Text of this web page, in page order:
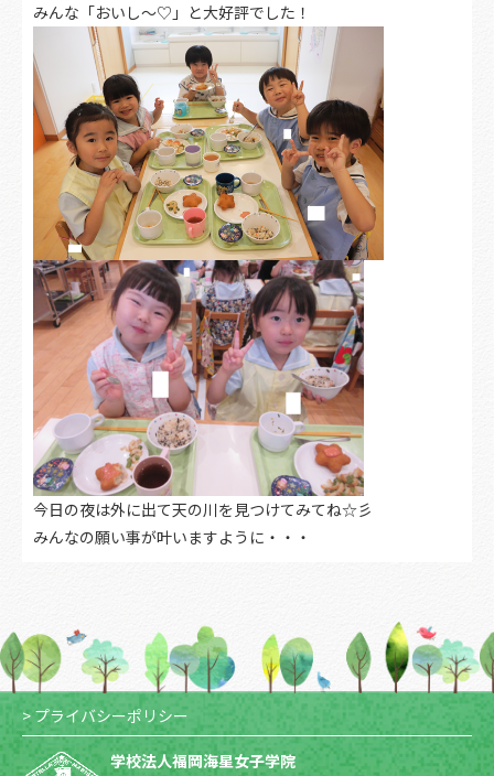
みんな「おいし～♡」と大好評でした！
今日の夜は外に出て天の川を見つけてみてね☆彡
みんなの願い事が叶いますように・・・
> プライバシーポリシー
学校法人福岡海星女子学院